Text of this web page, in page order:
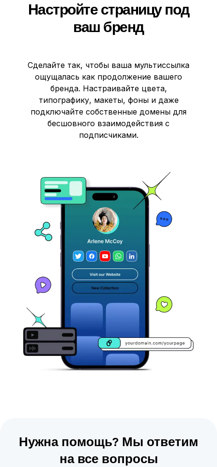
Настройте страницу под
ваш бренд
Сделайте так, чтобы ваша мультиссылка
ощущалась как продолжение вашего
бренда. Настраивайте цвета,
типографику, макеты, фоны и даже
подключайте собственные домены для
бесшовного взаимодействия с
подписчиками.
Нужна помощь? Мы ответим
на все вопросы